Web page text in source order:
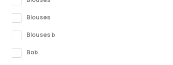
Blouses
Blouses b
Bob